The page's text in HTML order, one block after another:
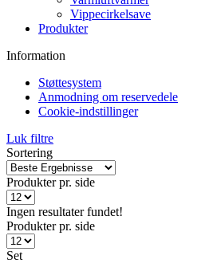
Information
Anmodning om reservedele
Luk filtre
Sortering
Produkter pr. side
Ingen resultater fundet!
Produkter pr. side
Set
Unsere Dienstleistungen